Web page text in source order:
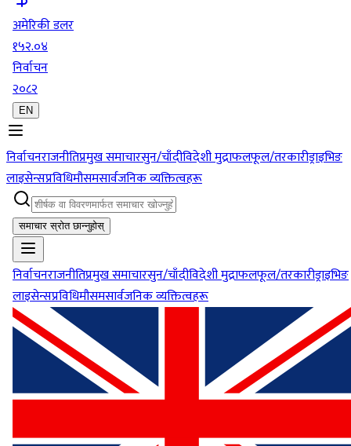
अमेरिकी डलर
१५२.०४
निर्वाचन
२०८२
EN
निर्वाचनराजनीतिप्रमुख समाचारसुन/चाँदीविदेशी मुद्राफलफूल/तरकारीड्राइभिङ
लाइसेन्सप्रविधिमौसमसार्वजनिक व्यक्तित्वहरू
समाचार स्रोत छान्नुहोस्
निर्वाचनराजनीतिप्रमुख समाचारसुन/चाँदीविदेशी मुद्राफलफूल/तरकारीड्राइभिङ
लाइसेन्सप्रविधिमौसमसार्वजनिक व्यक्तित्वहरू